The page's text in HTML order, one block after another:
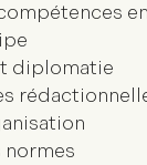
diplomatie
normes